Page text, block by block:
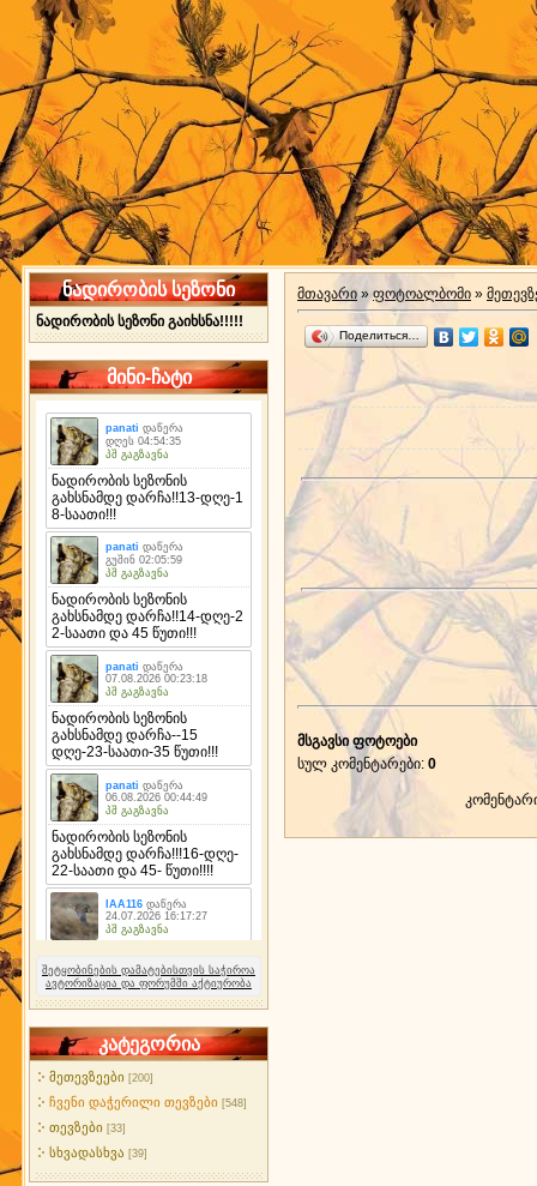
ნადირობის სეზონი
ნადირობის სეზონი გაიხსნა!!!!!
მინი-ჩატი
შეტყობინების დამატებისთვის საჭიროა
ავტორიზაცია და ფორუმში აქტიურობა
კატეგორია
მეთევზეები [200]
ჩვენი დაჭერილი თევზები [548]
თევზები [33]
სხვადასხვა [39]
მთავარი » ფოტოალბომი »
Поделиться…
მსგავსი ფოტოები
სულ კომენტარები: 0